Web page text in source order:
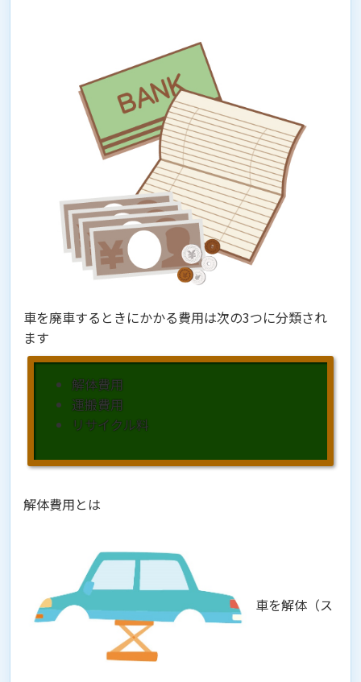
車を廃車するときにかかる費用は次の3つに分類され
ます
解体費用
運搬費用
リサイクル料
解体費用とは
車を解体（ス